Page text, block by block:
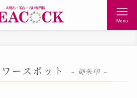
Menu
ースポット – 御朱印 –